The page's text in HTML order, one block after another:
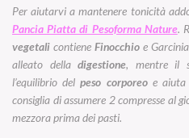
Per aiutarvi a mantenere tonicità
Pancia Piatta di Pesoforma Nature.
vegetali contiene Finocchioe Garcinia
alleato della digestione, mentre il
l’equilibrio delpeso corporeoe
consiglia di assumere 2 compresse al
mezzora prima dei pasti.